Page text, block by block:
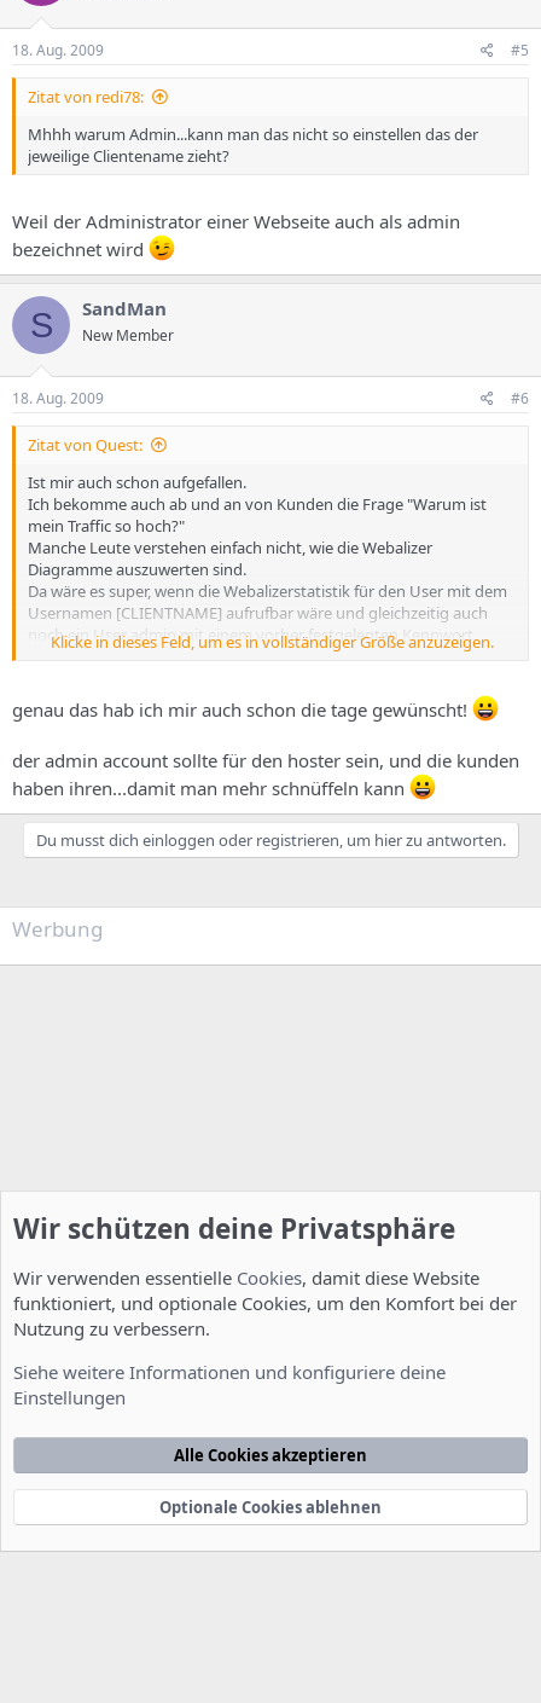
18. Aug. 2009 #5
Zitat von redi78:
Mhhh warum Admin...kann man das nicht so einstellen das der
jeweilige Clientename zieht?
Weil der Administrator einer Webseite auch als admin
bezeichnet wird
S SandMan
New Member
18. Aug. 2009 #6
Zitat von Quest:
Ist mir auch schon aufgefallen.
Ich bekomme auch ab und an von Kunden die Frage "Warum ist
mein Traffic so hoch?"
Manche Leute verstehen einfach nicht, wie die Webalizer
Diagramme auszuwerten sind.
Da wäre es super, wenn die Webalizerstatistik für den User mit dem
Usernamen [CLIENTNAME] aufrufbar wäre und gleichzeitig auch
noch ein User admin mit einem vorher festgelegten Kennwort
darauf Zugriff hätte. Damit auch von Hoster-Seite ab und an mal die
Klicke in dieses Feld, um es in vollständiger Größe anzuzeigen.
genau das hab ich mir auch schon die tage gewünscht!
der admin account sollte für den hoster sein, und die kunden
haben ihren...damit man mehr schnüffeln kann
Du musst dich einloggen oder registrieren, um hier zu antworten.
Werbung
Nutzungsbedingungen Datenschutzerklärung
Startseite
e
Community platform by XenForo® © 2010-2022 XenForo Ltd.
xenDach©2010-2014
Wir schützen deine Privatsphäre
Wir verwenden essentielle Cookies, damit diese Website
funktioniert, und optionale Cookies, um den Komfort bei der
Nutzung zu verbessern.
Siehe weitere Informationen und konfiguriere deine
Einstellungen
Alle Cookies akzeptieren
Optionale Cookies ablehnen